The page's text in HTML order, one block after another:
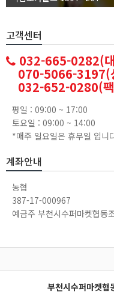
고객센터
032-665-0282(
070-5066-3197(
032-652-0280(
평일 : 09:00 ~ 17:00
토요일 : 09:00 ~ 14:00
*매주 일요일은 휴무일 입니
계좌안내
농협
387-17-000967
예금주 부천시수퍼마켓협동
부천시수퍼마켓협